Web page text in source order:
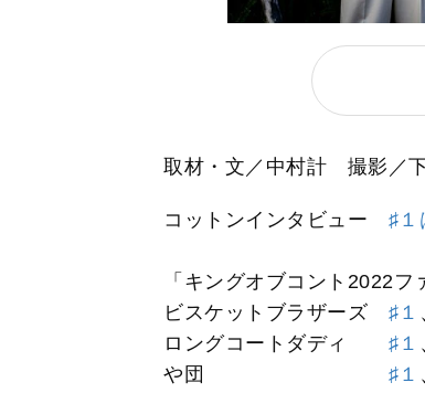
取材・文／中村計 撮影／
コットンインタビュー ♯１
「キングオブコント2022フ
ビスケットブラザーズ ♯１
ロングコートダディ ♯１
や団 ♯１